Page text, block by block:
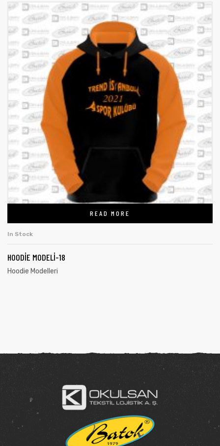
READ MORE
In Stock
HOODIE MODELI-18
Hoodie Modelleri